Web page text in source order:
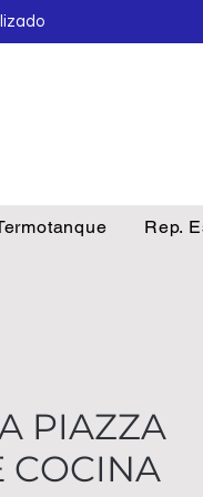
Rep.
PIAZZA
COCINA